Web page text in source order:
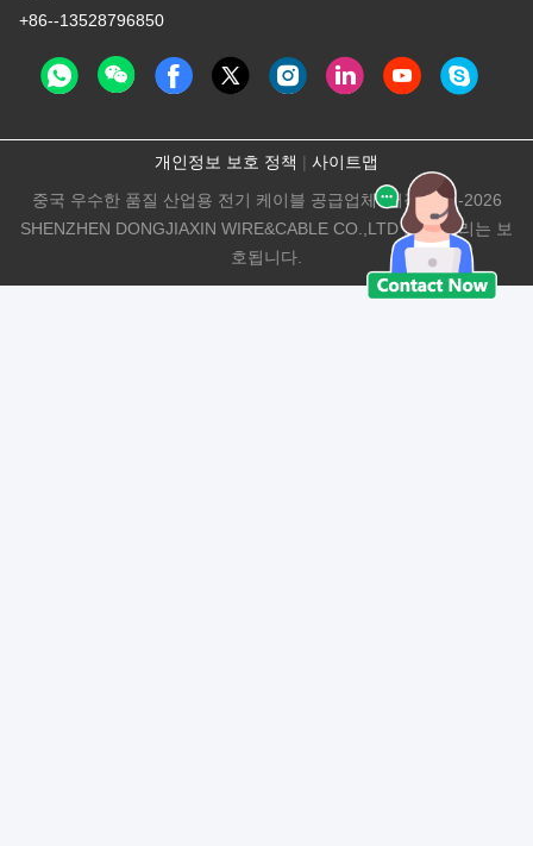
+86--13528796850
개인정보 보호 정책 | 사이트맵
중국 우수한 품질 산업용 전기 케이블 공급업체. 저작권 © -2026
SHENZHEN DONGJIAXIN WIRE&CABLE CO.,LTD 모든 권리는 보
호됩니다.